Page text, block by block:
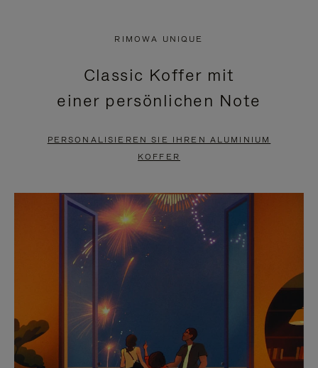
PAUSIERT,
BITTE
DRÜCKEN
ANZUHALTEN
KLICKEN
SIE
ZUM
AUFHEBEN
STUMMSCHALTUNG
RIMOWA UNIQUE
Classic Koffer mit
einer persönlichen Note
PERSONALISIEREN SIE IHREN ALUMINIUM
KOFFER